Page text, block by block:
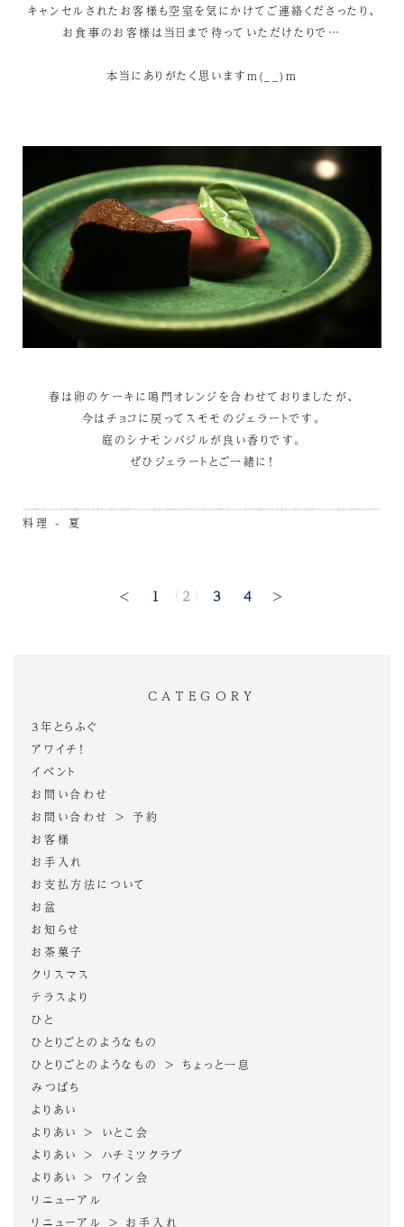
キャンセルされたお客様も空室を気にかけてご連絡くださったり、
お食事のお客様は当日まで待っていただけたりで…
本当にありがたく思いますm(__)m
春は卵のケーキに鳴門オレンジを合わせておりましたが、
今はチョコに戻ってスモモのジェラートです。
庭のシナモンバジルが良い香りです。
ぜひジェラートとご一緒に！
料理 - 夏
< 1 2 3 4 >
CATEGORY
3年とらふぐ
アワイチ！
イベント
お問い合わせ
お問い合わせ > 予約
お客様
お手入れ
お支払方法について
お盆
お知らせ
お茶菓子
クリスマス
テラスより
ひと
ひとりごとのようなもの
ひとりごとのようなもの > ちょっと一息
みつばち
よりあい
よりあい > いとこ会
よりあい > ハチミツクラブ
よりあい > ワイン会
リニューアル
リニューアル > お手入れ